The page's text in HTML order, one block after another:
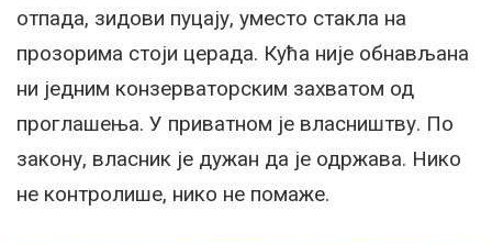
отпада, зидови пуцају, уместо стакла на
прозорима стоји церада. Кућа није обнављана
ни једним конзерваторским захватом од
проглашења. У приватном је власништву. По
закону, власник је дужан да је одржава. Нико
не контролише, нико не помаже.